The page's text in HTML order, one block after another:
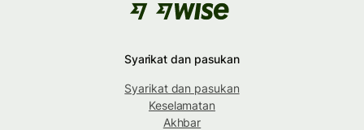
Syarikat dan pasukan
Syarikat dan pasukan
Keselamatan
Akhbar